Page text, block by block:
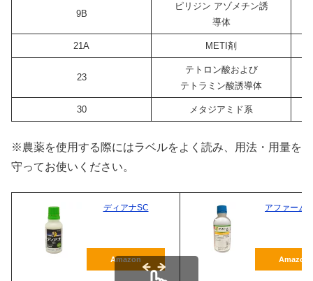
9B
ピリジン アゾメチン誘
導体
21A METI剤
23
テトロン酸および
テトラミン酸誘導体
30 メタジアミド系
※農薬を使用する際にはラベルをよく読み、用法・用量を
守ってお使いください。
ディアナSC
Amazon
アファーム
Amazon